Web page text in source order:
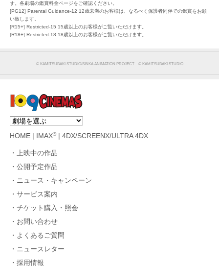
す。各劇場の鑑賞料金ページをご確認ください。
[PG12] Parental Guidance-12 12歳未満のお客様は、なるべく保護者同伴での鑑賞をお願
い致します。
[R15+] Restricted-15 15歳以上のお客様がご覧いただけます。
[R18+] Restricted-18 18歳以上のお客様がご覧いただけます。
© KAMITSUBAKI STUDIO/SINKA ANIMATION PROJECT © KAMITSUBAKI STUDIO
HOME IMAX®| 4DX/SCREENX/ULTRA 4DX
上映中の作品
公開予定作品
ニュース・キャンペーン
サービス案内
チケット購入・照会
お問い合わせ
よくあるご質問
ニュースレター
採用情報